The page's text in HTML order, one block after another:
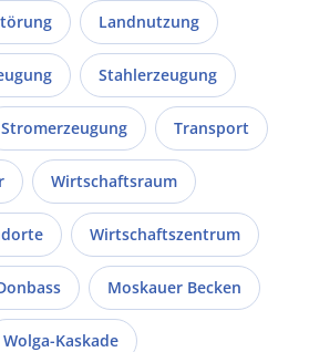
Landnutzung
Stahlerzeugung
Stromerzeugung Transport
Wirtschaftsraum
Wirtschaftszentrum
Moskauer Becken
Wolga-Kaskade